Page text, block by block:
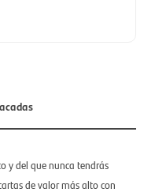
y del que nunca tendrás
de valor más alto con